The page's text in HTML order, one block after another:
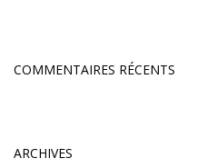
COMMENTAIRES RÉCENTS
ARCHIVES